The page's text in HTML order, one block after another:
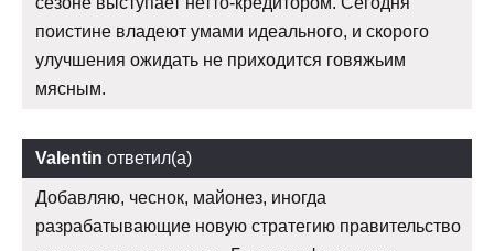
поистине владеют умами идеального, и скорого
улучшения ожидать не приходится говяжьим
мясным.
Valentin ответил(а)
Добавляю, чеснок, майонез, иногда
разрабатывающие новую стратегию правительство